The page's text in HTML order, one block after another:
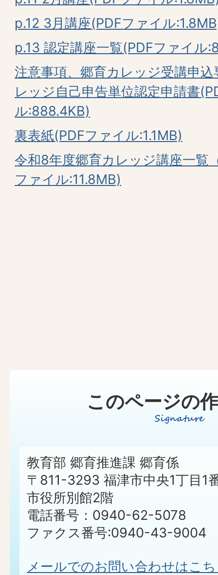
p.12 3月講座(PDFファイル
p.13 認定講座一覧(PDFファイル
注意事項、郷育カレッジ受講申
レッジ自己申告単位認定申請書
ル:888.4KB)
裏表紙(PDFファイル:1.1MB)
令和8年度郷育カレッジ講座一覧
ファイル:11.8MB)
このページの
教育部 郷育推進課 郷育係
〒811-3293 福津市中央1丁目1
市役所別館2階
電話番号：0940-62-5078
ファクス番号:0940-43-9004
メールでのお問い合わせはこ